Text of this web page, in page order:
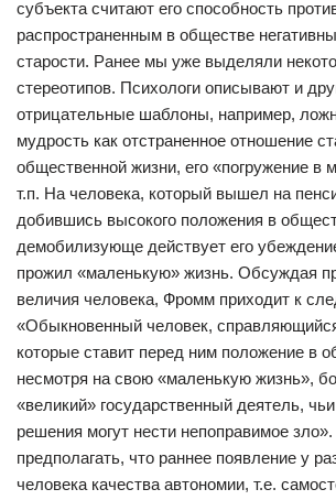
субъекта считают его способность
распространенным в обществе
старости. Ранее мы уже выделяли
стереотипов. Психологи описывают и
отрицательные шаблоны, например,
мудрость как отстраненное отношение
общественной жизни, его «погружение в
т.п. На человека, который вышел на
добившись высокого положения в
демобилизующе действует его
прожил «маленькую» жизнь. Обсуждая
величия человека, Фромм приходит к
«Обыкновенный человек,
которые ставит перед ним положение в
несмотря на свою «маленькую жизнь»,
«великий» государственный деятель,
решения могут нести непоправимое
предполагать, что раннее появление у
человека качества автономии, т.е.